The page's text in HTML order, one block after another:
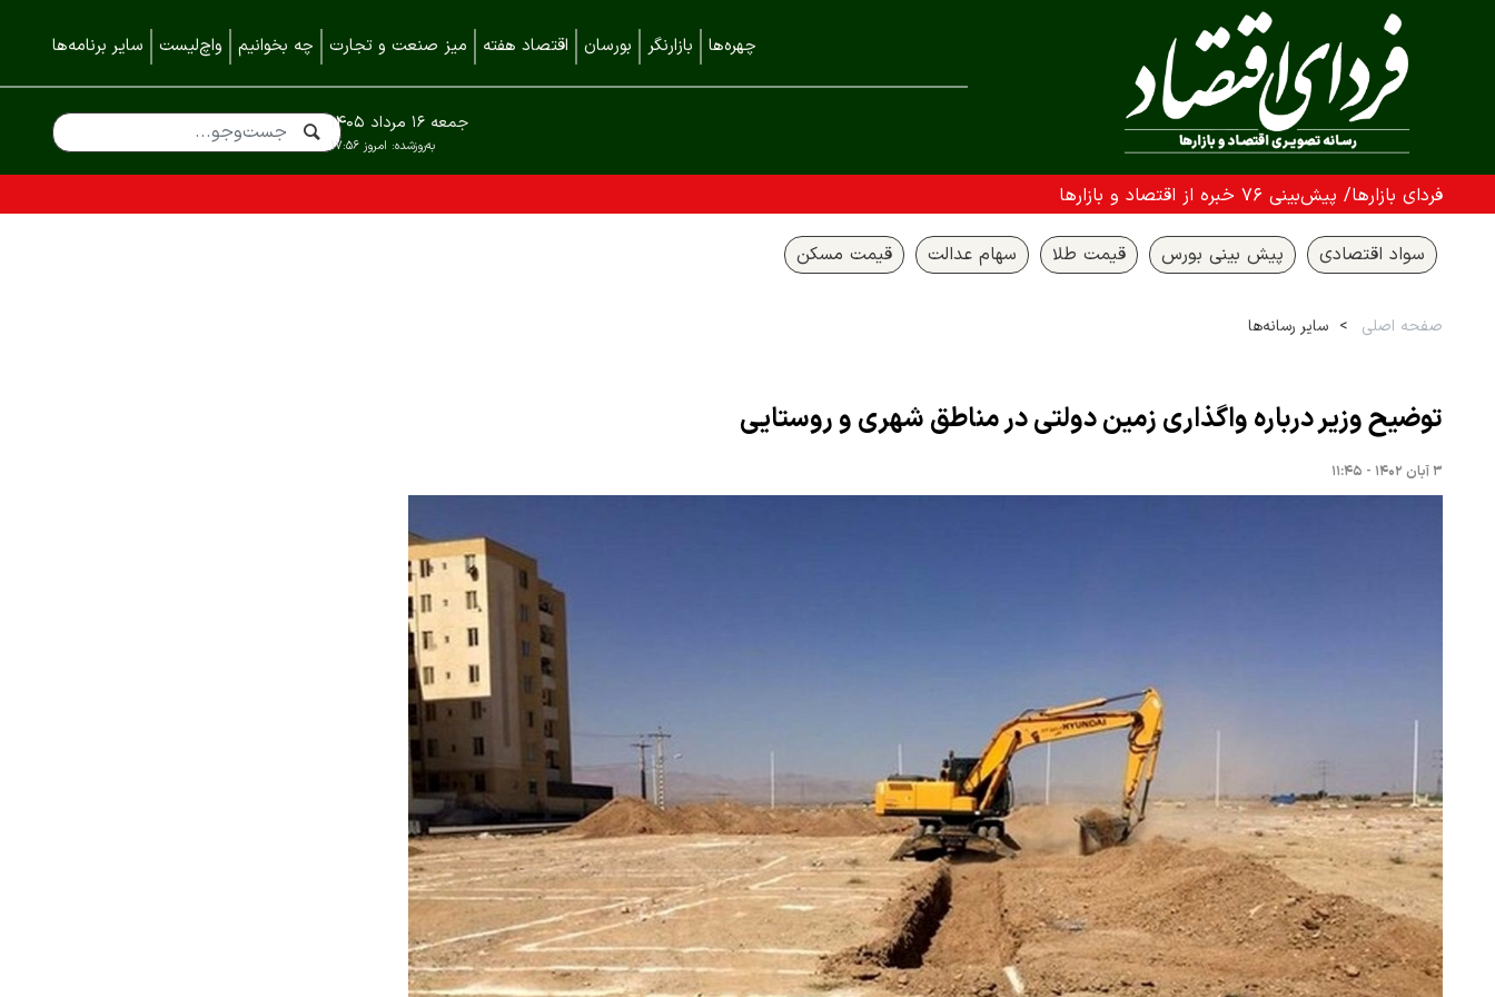
چهره‌ها بازارنگر بورسان اقتصاد هفته میز صنعت و تجارت چه بخوانیم واچ‌لیست سایر برنامه‌ها
به‌روزشده: امروز ۱۷:۵۶
جمعه ۱۶ مرداد ۱۴۰۵
فردای بازارها/ پیش‌بینی ۷۶ خبره از اقتصاد و بازارها
سواد اقتصادی پیش بینی بورس قیمت طلا سهام عدالت قیمت مسکن
صفحه اصلی سایر رسانه‌ها
توضیح وزیر درباره واگذاری زمین دولتی در مناطق شهری و روستایی
۳ آبان ۱۴۰۲ - ۱۱:۴۵